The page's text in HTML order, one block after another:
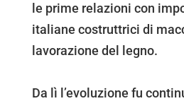
le prime relazioni con
italiane costruttrici di
lavorazione del legno.
Da lì l’evoluzione fu